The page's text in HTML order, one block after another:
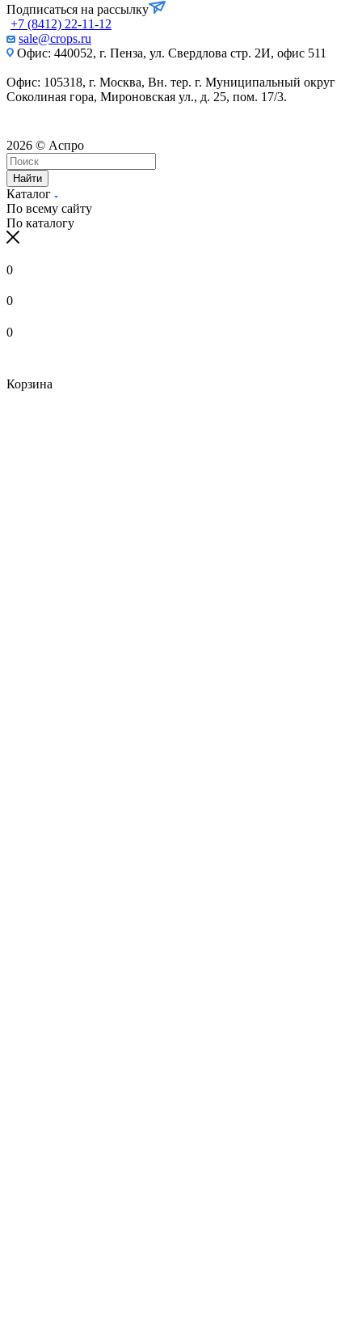
Подписаться на рассылку
+7 (8412) 22-11-12
sale@crops.ru
Офис: 440052, г. Пенза, ул. Свердлова стр. 2И, офис 511
Офис: 105318, г. Москва, Вн. тер. г. Муниципальный округ
Соколиная гора, Мироновская ул., д. 25, пом. 17/3.
2026 © Аспро
Найти
Каталог
По всему сайту
По каталогу
0
0
0
Корзина